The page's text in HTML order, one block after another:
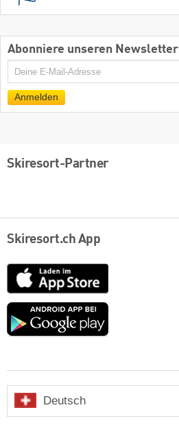
Abonniere unseren Newsletter
E-
Anmelden
Skiresort-Partner
Skiresort.ch App
App
Store
Google
Deutsch